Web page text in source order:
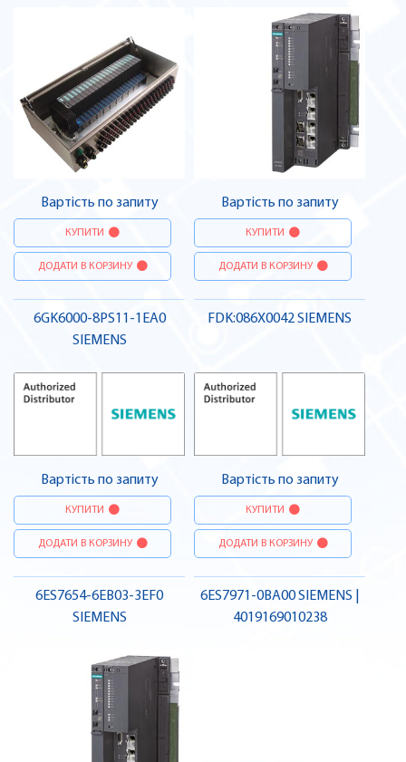
Вартість по запиту
КУПИТИ
ДОДАТИ В КОРЗИНУ
Вартість по запиту
КУПИТИ
ДОДАТИ В КОРЗИНУ
6GK6000-8PS11-1EA0
SIEMENS
Вартість по запиту
КУПИТИ
ДОДАТИ В КОРЗИНУ
FDK:086X0042 SIEMENS
Вартість по запиту
КУПИТИ
ДОДАТИ В КОРЗИНУ
6ES7654-6EB03-3EF0
SIEMENS
6ES7971-0BA00 SIEMENS |
4019169010238